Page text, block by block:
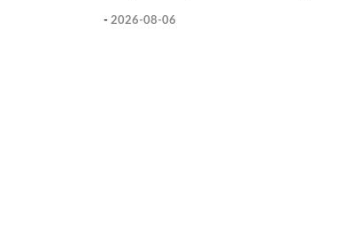
- 2026-08-06